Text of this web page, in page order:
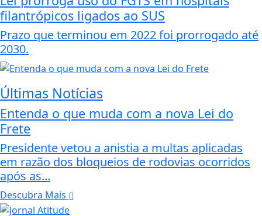
filantrópicos ligados ao SUS
Prazo que terminou em 2022 foi prorrogado até
2030.
Últimas Notícias
Entenda o que muda com a nova Lei do
Frete
Presidente vetou a anistia a multas aplicadas
em razão dos bloqueios de rodovias ocorridos
após as...
Descubra Mais